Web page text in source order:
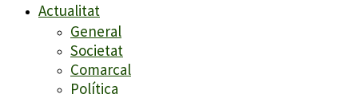
Actualitat
General
Societat
Comarcal
Política